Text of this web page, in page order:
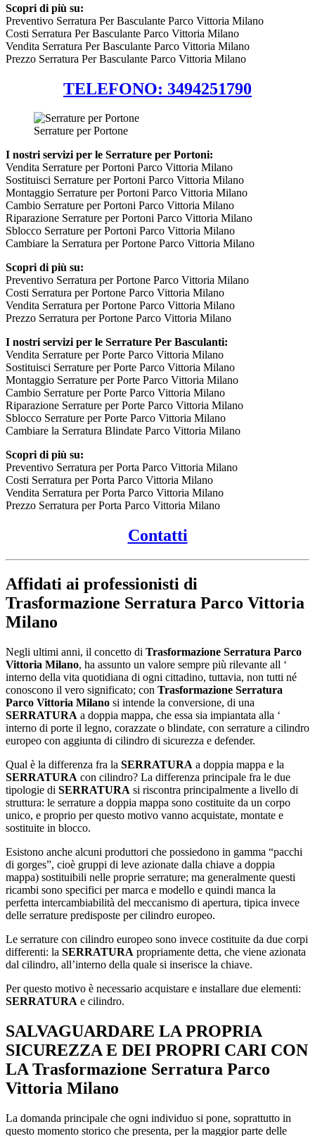
Scopri di più su:
Preventivo Serratura Per Basculante Parco Vittoria Milano
Costi Serratura Per Basculante Parco Vittoria Milano
Vendita Serratura Per Basculante Parco Vittoria Milano
Prezzo Serratura Per Basculante Parco Vittoria Milano
TELEFONO: 3494251790
Serrature per Portone
I nostri servizi per le Serrature per Portoni:
Vendita Serrature per Portoni Parco Vittoria Milano
Sostituisci Serrature per Portoni Parco Vittoria Milano
Montaggio Serrature per Portoni Parco Vittoria Milano
Cambio Serrature per Portoni Parco Vittoria Milano
Riparazione Serrature per Portoni Parco Vittoria Milano
Sblocco Serrature per Portoni Parco Vittoria Milano
Cambiare la Serratura per Portone Parco Vittoria Milano
Scopri di più su:
Preventivo Serratura per Portone Parco Vittoria Milano
Costi Serratura per Portone Parco Vittoria Milano
Vendita Serratura per Portone Parco Vittoria Milano
Prezzo Serratura per Portone Parco Vittoria Milano
I nostri servizi per le Serrature Per Basculanti:
Vendita Serrature per Porte Parco Vittoria Milano
Sostituisci Serrature per Porte Parco Vittoria Milano
Montaggio Serrature per Porte Parco Vittoria Milano
Cambio Serrature per Porte Parco Vittoria Milano
Riparazione Serrature per Porte Parco Vittoria Milano
Sblocco Serrature per Porte Parco Vittoria Milano
Cambiare la Serratura Blindate Parco Vittoria Milano
Scopri di più su:
Preventivo Serratura per Porta Parco Vittoria Milano
Costi Serratura per Porta Parco Vittoria Milano
Vendita Serratura per Porta Parco Vittoria Milano
Prezzo Serratura per Porta Parco Vittoria Milano
Contatti
Affidati ai professionisti di
Trasformazione Serratura Parco Vittoria
Milano
Negli ultimi anni, il concetto di Trasformazione Serratura Parco
Vittoria Milano, ha assunto un valore sempre più rilevante all ‘
interno della vita quotidiana di ogni cittadino, tuttavia, non tutti né
conoscono il vero significato; con Trasformazione Serratura
Parco Vittoria Milano si intende la conversione, di una
SERRATURA a doppia mappa, che essa sia impiantata alla ‘
interno di porte il legno, corazzate o blindate, con serrature a cilindro
europeo con aggiunta di cilindro di sicurezza e defender.
Qual è la differenza fra la SERRATURA a doppia mappa e la
SERRATURA con cilindro? La differenza principale fra le due
tipologie di SERRATURA si riscontra principalmente a livello di
struttura: le serrature a doppia mappa sono costituite da un corpo
unico, e proprio per questo motivo vanno acquistate, montate e
sostituite in blocco.
Esistono anche alcuni produttori che possiedono in gamma “pacchi
di gorges”, cioè gruppi di leve azionate dalla chiave a doppia
mappa) sostituibili nelle proprie serrature; ma generalmente questi
ricambi sono specifici per marca e modello e quindi manca la
perfetta intercambiabilità del meccanismo di apertura, tipica invece
delle serrature predisposte per cilindro europeo.
Le serrature con cilindro europeo sono invece costituite da due corpi
differenti: la SERRATURA propriamente detta, che viene azionata
dal cilindro, all’interno della quale si inserisce la chiave.
Per questo motivo è necessario acquistare e installare due elementi:
SERRATURA e cilindro.
SALVAGUARDARE LA PROPRIA
SICUREZZA E DEI PROPRI CARI CON
LA Trasformazione Serratura Parco
Vittoria Milano
La domanda principale che ogni individuo si pone, soprattutto in
questo momento storico che presenta, per la maggior parte delle